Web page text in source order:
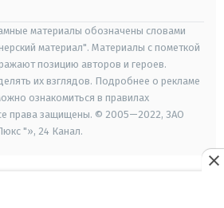
материалы обозначены словами
материал". Материалы с пометкой
позицию авторов и героев.
их взглядов. Подробнее о рекламе
ознакомиться в правилах
права защищены. © 2005—2022, ЗАО
"», 24 Канал.